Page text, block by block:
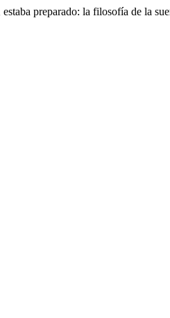
preparado: la filosofía de la